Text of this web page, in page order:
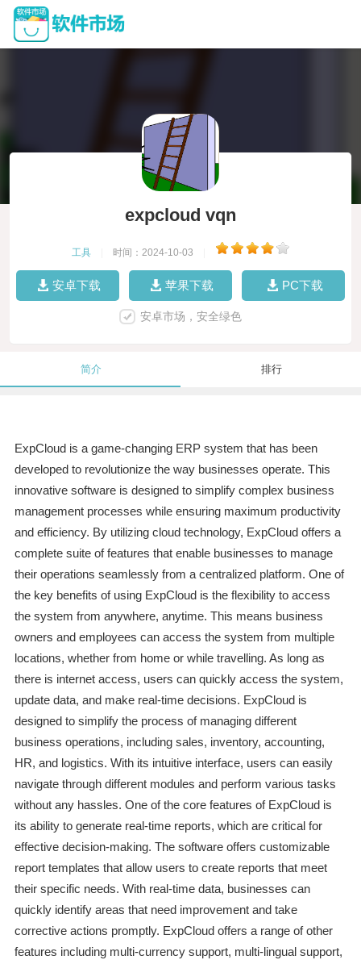
expcloud vqn
工具 时间：2024-10-03
安卓下载 苹果下载 PC下载
安卓市场，安全绿色
简介 排行
ExpCloud is a game-changing ERP system that has been
developed to revolutionize the way businesses operate. This
innovative software is designed to simplify complex business
management processes while ensuring maximum productivity
and efficiency. By utilizing cloud technology, ExpCloud offers a
complete suite of features that enable businesses to manage
their operations seamlessly from a centralized platform. One of
the key benefits of using ExpCloud is the flexibility to access
the system from anywhere, anytime. This means business
owners and employees can access the system from multiple
locations, whether from home or while travelling. As long as
there is internet access, users can quickly access the system,
update data, and make real-time decisions. ExpCloud is
designed to simplify the process of managing different
business operations, including sales, inventory, accounting,
HR, and logistics. With its intuitive interface, users can easily
navigate through different modules and perform various tasks
without any hassles. One of the core features of ExpCloud is
its ability to generate real-time reports, which are critical for
effective decision-making. The software offers customizable
report templates that allow users to create reports that meet
their specific needs. With real-time data, businesses can
quickly identify areas that need improvement and take
corrective actions promptly. ExpCloud offers a range of other
features including multi-currency support, multi-lingual support,